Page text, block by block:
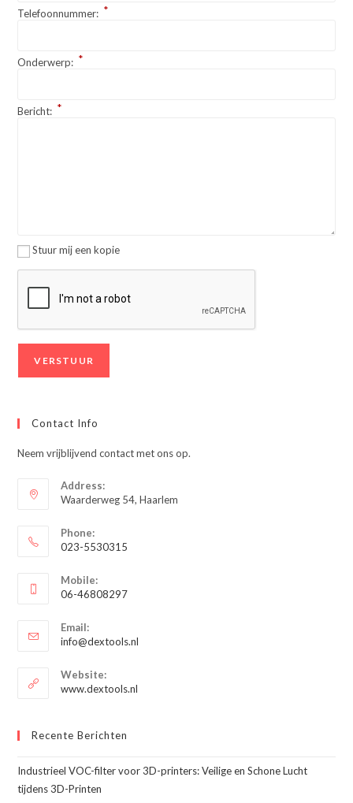
Telefoonnummer: *
Onderwerp: *
Bericht: *
Stuur mij een kopie
Contact Info
Neem vrijblijvend contact met ons op.
Address:
Waarderweg 54, Haarlem
Phone:
023-5530315
in
je
toepassing
Mobile:
06-46808297
in
je
toepassing
Email:
info@dextools.nl
Website:
www.dextools.nl
Recente Berichten
Industrieel VOC-filter voor 3D-printers: Veilige en Schone Lucht
tijdens 3D-Printen